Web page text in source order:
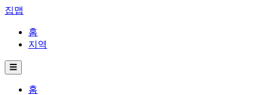
집맵
홈
지역
☰
홈